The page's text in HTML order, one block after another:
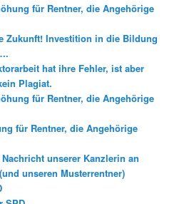
für Rentner, die Angehörige
Zukunft! Investition in die Bildung
hat ihre Fehler, ist aber
Plagiat.
für Rentner, die Angehörige
für Rentner, die Angehörige
Nachricht unserer Kanzlerin an
unseren Musterrentner)